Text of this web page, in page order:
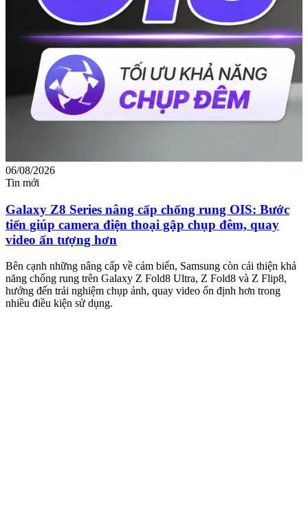
06/08/2026
Tin mới
Galaxy Z8 Series nâng cấp chống rung OIS: Bước
tiến giúp camera điện thoại gập chụp đêm, quay
video ấn tượng hơn
Bên cạnh những nâng cấp về cảm biến, Samsung còn cải thiện khả
năng chống rung trên Galaxy Z Fold8 Ultra, Z Fold8 và Z Flip8,
hướng đến trải nghiệm chụp ảnh, quay video ổn định hơn trong
nhiều điều kiện sử dụng.